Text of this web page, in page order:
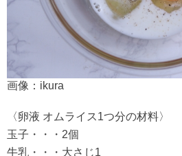
画像：ikura
〈卵液 オムライス1つ分の材料〉
玉子・・・2個
牛乳・・・大さじ1